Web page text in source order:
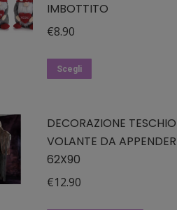
IMBOTTITO
€8.90
Scegli
più
varianti.
DECORAZIONE TESCHIO
VOLANTE DA
62X90
€12.90